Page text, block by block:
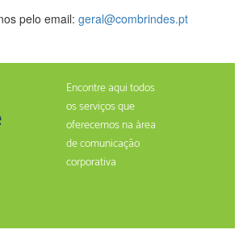
pelo email: geral@combrindes.pt
Encontre aqui todos
os serviços que
oferecemos na àrea
de comunicação
corporativa